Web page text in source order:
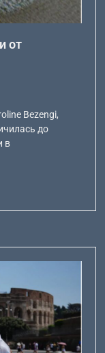
от
Bezengi,
до
в